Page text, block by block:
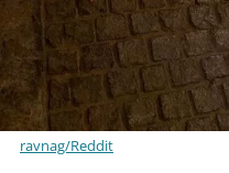
ravnag/Reddit